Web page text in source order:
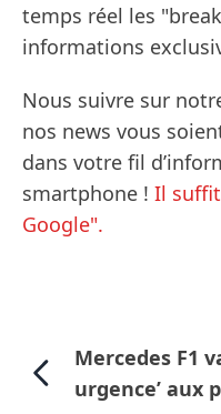
temps réel les
informations
Nous suivre sur
nos news vous
dans votre fil
smartphone ! Il
Google".
Mercedes F1
urgence’ aux